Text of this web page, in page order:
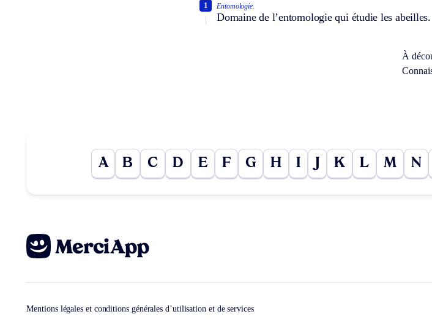
Entomologie.
Domaine de l’entomologie qui étudie les abeilles.
1
À
A B C D E F G H I K L M N
Mentions légales et conditions générales d’utilisation et de services